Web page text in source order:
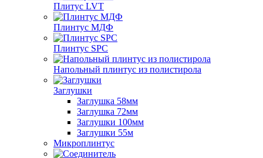
Плитус LVT
Плинтус МДФ
Плинтус SPC
Напольный плинтус из полистирола
Заглушки
Заглушка 58мм
Заглушка 72мм
Заглушки 100мм
Заглушки 55м
Микроплинтус